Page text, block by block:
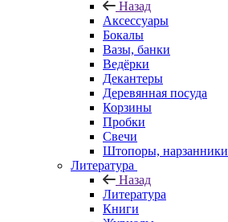
Назад
Аксессуары
Бокалы
Вазы, банки
Ведёрки
Декантеры
Деревянная посуда
Корзины
Пробки
Свечи
Штопоры, нарзанники
Литература
Назад
Литература
Книги